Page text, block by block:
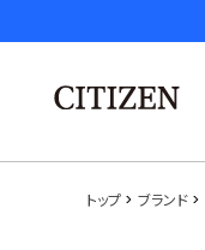
トップ ブランド